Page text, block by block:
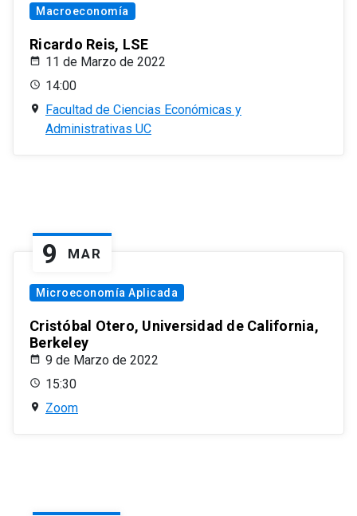
Macroeconomía
Ricardo Reis, LSE
11 de Marzo de 2022
14:00
Facultad de Ciencias Económicas y
Administrativas UC
9 MAR
Microeconomía Aplicada
Cristóbal Otero, Universidad de California,
Berkeley
9 de Marzo de 2022
15:30
Zoom